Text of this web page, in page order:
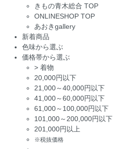
きもの青木総合 TOP
ONLINESHOP TOP
あおきgallery
新着商品
色味から選ぶ
価格帯から選ぶ
> 着物
20,000円以下
21,000～40,000円以下
41,000～60,000円以下
61,000～100,000円以下
101,000～200,000円以下
201,000円以上
※税抜価格